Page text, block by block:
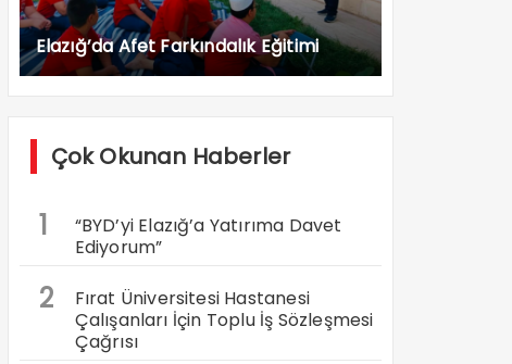
Elazığ’da Afet Farkındalık Eğitimi
Çok Okunan Haberler
1
“BYD’yi Elazığ’a Yatırıma Davet
Ediyorum”
2
Fırat Üniversitesi Hastanesi
Çalışanları İçin Toplu İş Sözleşmesi
Çağrısı